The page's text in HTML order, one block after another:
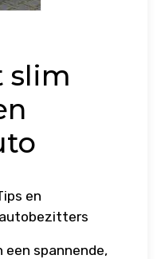
slim
en
een spannende,